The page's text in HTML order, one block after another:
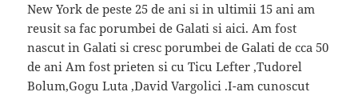
New York de peste 25 de ani si in ultimii 15 ani am
reusit sa fac porumbei de Galati si aici. Am fost
nascut in Galati si cresc porumbei de Galati de cca 50
de ani Am fost prieten si cu Ticu Lefter ,Tudorel
Bolum,Gogu Luta ,David Vargolici .I-am cunoscut